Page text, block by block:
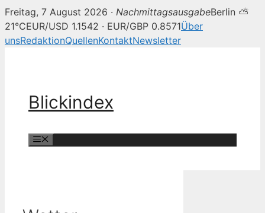
Freitag, 7 August 2026 · NachmittagsausgabeBerlin ⛅
21°CEUR/USD 1.1542 · EUR/GBP 0.8571Über
unsRedaktionQuellenKontaktNewsletter
Blickindex